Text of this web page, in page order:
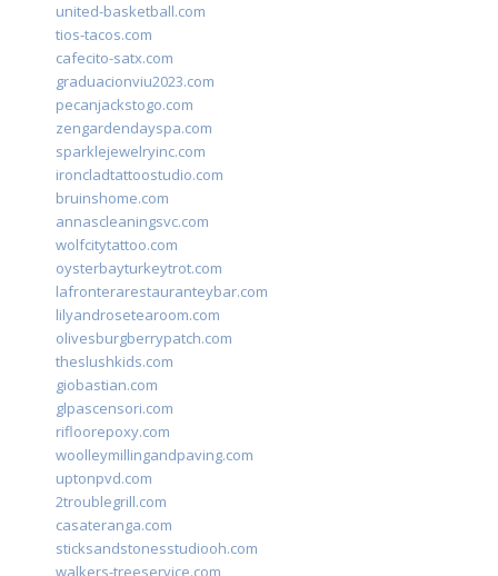
united-basketball.com
tios-tacos.com
cafecito-satx.com
graduacionviu2023.com
pecanjackstogo.com
zengardendayspa.com
sparklejewelryinc.com
ironcladtattoostudio.com
bruinshome.com
annascleaningsvc.com
wolfcitytattoo.com
oysterbayturkeytrot.com
lafronterarestauranteybar.com
lilyandrosetearoom.com
olivesburgberrypatch.com
theslushkids.com
giobastian.com
glpascensori.com
rifloorepoxy.com
woolleymillingandpaving.com
uptonpvd.com
2troublegrill.com
casateranga.com
sticksandstonesstudiooh.com
walkers-treeservice.com